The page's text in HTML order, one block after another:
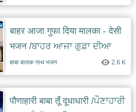
बाहर आजा गुफा दिया मालका - देसी
भजन /ਬਾਹਰ ਆਜਾ ਗੁਫ਼ਾ ਦੀਆ
ਮਾਲਕਾ
बाबा बालक नाथ भजन 2.6 K
पौणाहारी बाबा तूँ दूधाधारी /ਪੌਣਾਹਾਰੀ